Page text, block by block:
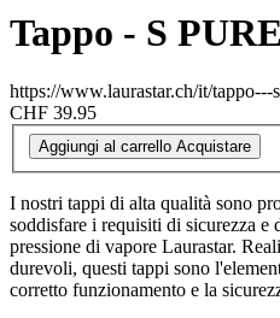
Tappo - S
https://www.laurastar.ch/it/
CHF 39.95
Aggiungi al carrello Acquistare
I nostri tappi di alta qualità sono
soddisfare i requisiti di sicurezza e
pressione di vapore Laurastar.
durevoli, questi tappi sono
corretto funzionamento e la